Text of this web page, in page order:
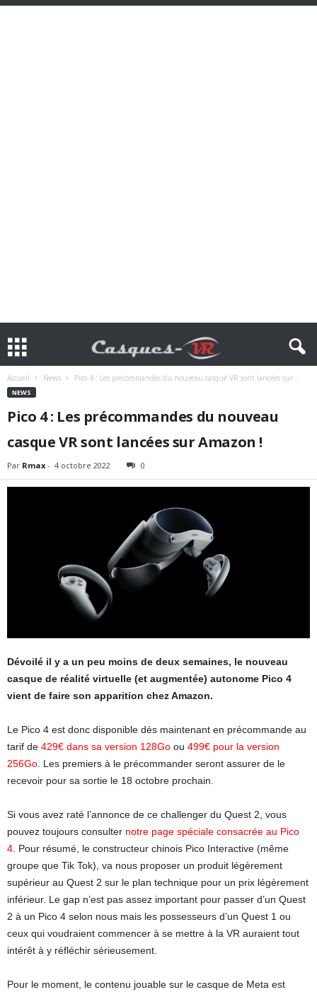
Accueil News Pico 4 : Les précommandes du nouveau casque VR sont lancées sur...
NEWS
Pico 4 : Les précommandes du nouveau
casque VR sont lancées sur Amazon !
Par Rmax - 4 octobre 2022 0
Dévoilé il y a un peu moins de deux semaines, le nouveau
casque de réalité virtuelle (et augmentée) autonome Pico 4
vient de faire son apparition chez Amazon.
Le Pico 4 est donc disponible dès maintenant en précommande au
tarif de 429€ dans sa version 128Go ou 499€ pour la version
256Go . Les premiers à le précommander seront assurer de le
recevoir pour sa sortie le 18 octobre prochain.
Si vous avez raté l’annonce de ce challenger du Quest 2, vous
pouvez toujours consulter notre page spéciale consacrée au Pico
4 . Pour résumé, le constructeur chinois Pico Interactive (même
groupe que Tik Tok), va nous proposer un produit légèrement
supérieur au Quest 2 sur le plan technique pour un prix légèrement
inférieur. Le gap n’est pas assez important pour passer d’un Quest
2 à un Pico 4 selon nous mais les possesseurs d’un Quest 1 ou
ceux qui voudraient commencer à se mettre à la VR auraient tout
intérêt à y réfléchir sérieusement.
Pour le moment, le contenu jouable sur le casque de Meta est